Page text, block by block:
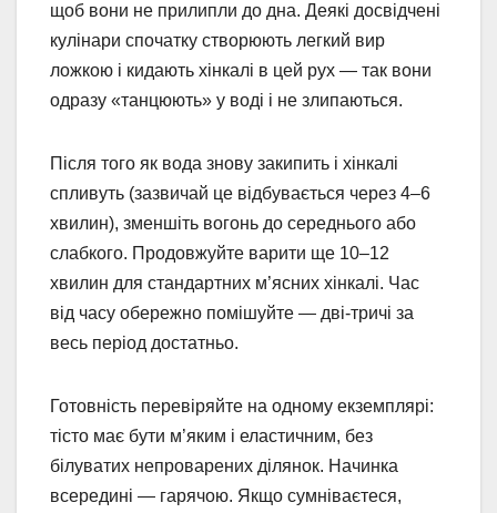
щоб вони не прилипли до дна. Деякі досвідчені
кулінари спочатку створюють легкий вир
ложкою і кидають хінкалі в цей рух — так вони
одразу «танцюють» у воді і не злипаються.
Після того як вода знову закипить і хінкалі
спливуть (зазвичай це відбувається через 4–6
хвилин), зменшіть вогонь до середнього або
слабкого. Продовжуйте варити ще 10–12
хвилин для стандартних м’ясних хінкалі. Час
від часу обережно помішуйте — дві-тричі за
весь період достатньо.
Готовність перевіряйте на одному екземплярі:
тісто має бути м’яким і еластичним, без
білуватих непроварених ділянок. Начинка
всередині — гарячою. Якщо сумніваєтеся,